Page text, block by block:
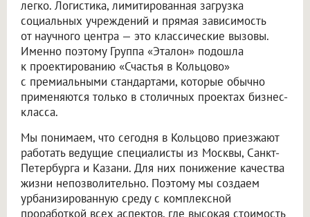
легко. Логистика, лимитированная загрузка
социальных учреждений и прямая зависимость
от научного центра — это классические вызовы.
Именно поэтому Группа «Эталон» подошла
к проектированию «Счастья в Кольцово»
с премиальными стандартами, которые обычно
применяются только в столичных проектах бизнес-
класса.
Мы понимаем, что сегодня в Кольцово приезжают
работать ведущие специалисты из Москвы, Санкт-
Петербурга и Казани. Для них понижение качества
жизни непозволительно. Поэтому мы создаем
урбанизированную среду с комплексной
проработкой всех аспектов, где высокая стоимость